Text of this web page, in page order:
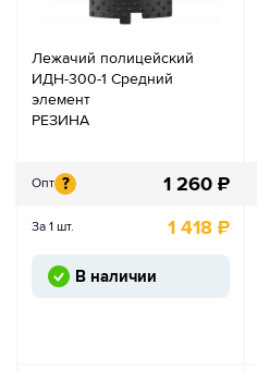
Лежачий полицейский
ИДН-300-1 Средний
элемент
РЕЗИНА
Опт ? 1 260 ₽
За 1 шт. 1 418 ₽
В наличии